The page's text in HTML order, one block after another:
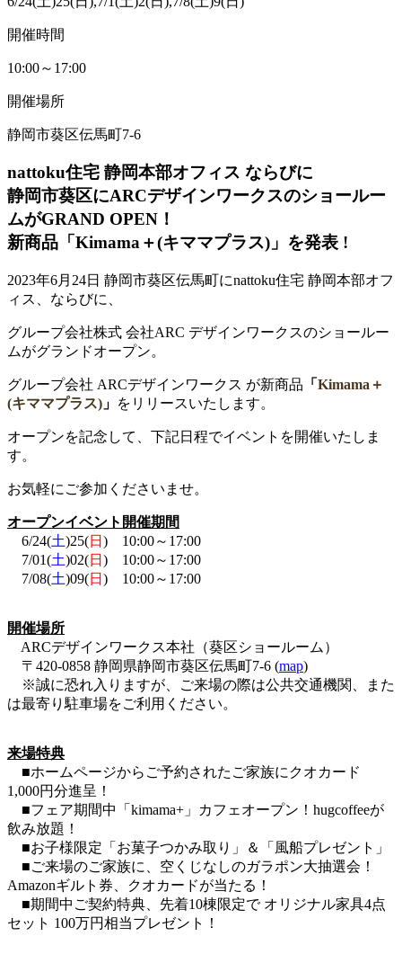
開催時間
10:00～17:00
開催場所
静岡市葵区伝馬町7-6
nattoku住宅 静岡本部オフィス ならびに
静岡市葵区にARCデザインワークスのショールー
ムがGRAND OPEN！
新商品「Kimama＋(キママプラス)」を発表 !
2023年6月24日 静岡市葵区伝馬町にnattoku住宅 静岡本部オフ
ィス、ならびに、
グループ会社株式 会社ARC デザインワークスのショールー
ムがグランドオープン。
グループ会社 ARCデザインワークス が新商品 「 Kimama＋
(キママプラス) 」 をリリースいたします。
オープンを記念して、下記日程でイベントを開催いたしま
す。
お気軽にご参加くださいませ。
オープンイベント開催期間
6/24(土)25(日 ) 10:00～17:00
7/01(土)02(日 ) 10:00～17:00
7/08(土)09(日 ) 10:00～17:00
開催場所
ARCデザインワークス本社（葵区ショールーム）
〒420-0858 静岡県静岡市葵区伝馬町7-6 (map)
※誠に恐れ入りますが、ご来場の際は公共交通機関、また
は最寄り駐車場をご利用ください。
来場特典
■ホームページからご予約されたご家族にクオカード
1,000円分進呈！
■フェア期間中「kimama+」カフェオープン！hugcoffeeが
飲み放題！
■お子様限定「お菓子つかみ取り」＆「風船プレゼント」
■ご来場のご家族に、空くじなしのガラポン大抽選会！
Amazonギルト券、クオカードが当たる！
■期間中ご契約特典、先着10棟限定で オリジナル家具4点
セット 100万円相当プレゼント！